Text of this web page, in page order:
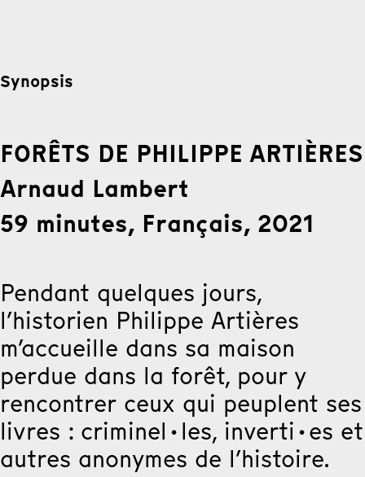
Synopsis
FORÊTS DE PHILIPPE ARTIÈRES
Arnaud Lambert
59 minutes, Français, 2021
Pendant quelques jours,
l’historien Philippe Artières
m’accueille dans sa maison
perdue dans la forêt, pour y
rencontrer ceux qui peuplent ses
livres : criminel·les, inverti·es et
autres anonymes de l’histoire.